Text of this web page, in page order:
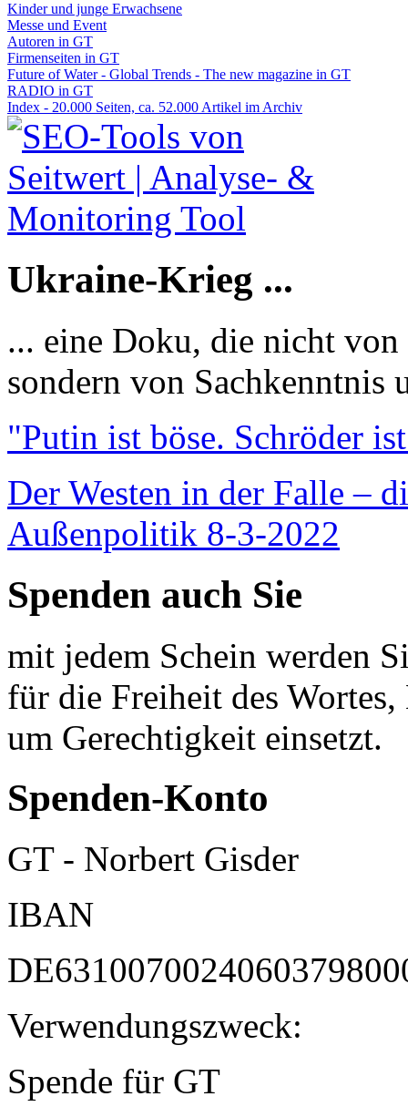
Kinder und junge Erwachsene
Messe und Event
Autoren in GT
Firmenseiten in GT
Future of Water - Global Trends - The new magazine in GT
RADIO in GT
Index - 20.000 Seiten, ca. 52.000 Artikel im Archiv
Ukraine-Krieg ...
... eine Doku, die nicht
sondern von Sachkenntnis
"Putin ist böse. Schröder
Der Westen in der Falle –
Außenpolitik 8-3-2022
Spenden auch Sie
mit jedem Schein werden
für die Freiheit des
um Gerechtigkeit einsetzt.
Spenden-Konto
GT - Norbert Gisder
IBAN
Verwendungszweck:
Spende für GT